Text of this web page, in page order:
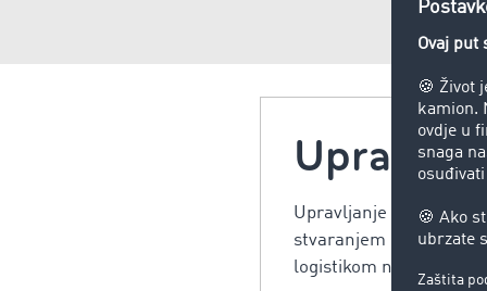
Upravljanje logistikom
stvaranjem proizvoda,
logistikom nije samo